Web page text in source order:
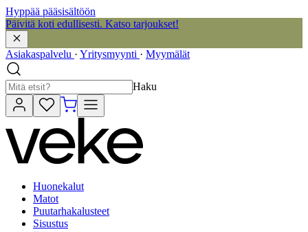
Hyppää pääsisältöön
Päivitä koti edullisesti. Katso tarjoukset!
Asiakaspalvelu · Yritysmyynti · Myymälät
Haku
Huonekalut
Matot
Puutarhakalusteet
Sisustus